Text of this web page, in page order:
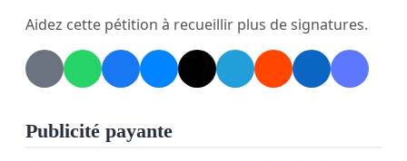
-Que ces mesures soient appliquées
immédiatement.
Aidez cette pétition à recueillir plus de signatures.
Publicité payante